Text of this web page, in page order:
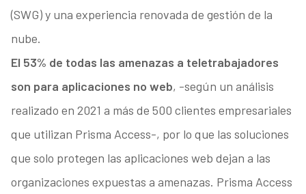
(SWG) y una experiencia renovada de gestión de la
nube.
El 53% de todas las amenazas a teletrabajadores
son para aplicaciones no web, -según un análisis
realizado en 2021 a más de 500 clientes empresariales
que utilizan Prisma Access-, por lo que las soluciones
que solo protegen las aplicaciones web dejan a las
organizaciones expuestas a amenazas. Prisma Access